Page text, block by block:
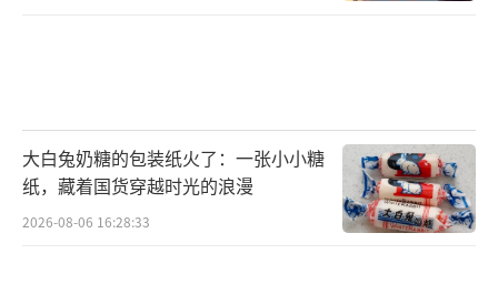
大白兔奶糖的包装纸火了：一张小小糖
纸，藏着国货穿越时光的浪漫
2026-08-06 16:28:33